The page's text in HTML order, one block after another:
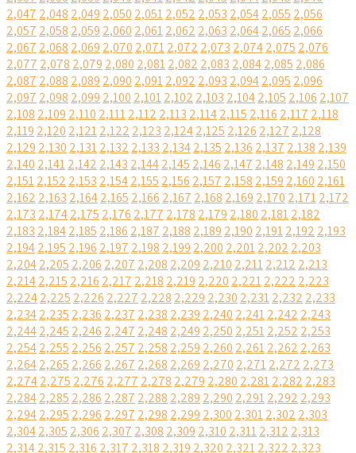
2,047 2,048 2,049 2,050 2,0512,052 2,053 2,0542,055 2,056
2,057 2,058 2,059 2,060 2,0612,062 2,063 2,0642,065 2,066
2,067 2,068 2,069 2,070 2,0712,072 2,073 2,0742,075 2,076
2,077 2,078 2,079 2,080 2,0812,082 2,083 2,0842,085 2,086
2,087 2,088 2,089 2,090 2,0912,092 2,093 2,0942,095 2,096
2,097 2,098 2,099 2,100 2,1012,102 2,103 2,1042,105 2,106 2,107
2,108 2,109 2,110 2,1112,112 2,113 2,1142,115 2,116 2,117 2,118
2,119 2,120 2,1212,122 2,123 2,1242,125 2,126 2,127 2,128
2,129 2,130 2,1312,132 2,133 2,1342,135 2,136 2,137 2,138 2,139
2,140 2,1412,142 2,143 2,1442,145 2,146 2,147 2,148 2,149 2,150
2,1512,152 2,153 2,1542,155 2,156 2,157 2,158 2,159 2,160 2,161
2,162 2,163 2,1642,165 2,166 2,167 2,168 2,169 2,170 2,1712,172
2,173 2,1742,175 2,176 2,177 2,178 2,179 2,180 2,1812,182
2,183 2,1842,185 2,186 2,187 2,188 2,189 2,190 2,1912,192 2,193
2,1942,195 2,196 2,197 2,198 2,199 2,200 2,2012,202 2,203
2,2042,205 2,206 2,207 2,208 2,209 2,210 2,2112,212 2,213
2,2142,215 2,216 2,217 2,218 2,219 2,220 2,2212,222 2,223
2,2242,225 2,226 2,227 2,228 2,229 2,230 2,2312,232 2,233
2,2342,235 2,236 2,237 2,238 2,239 2,240 2,2412,242 2,243
2,2442,245 2,246 2,247 2,248 2,249 2,250 2,2512,252 2,253
2,2542,255 2,256 2,257 2,258 2,259 2,260 2,2612,262 2,263
2,2642,265 2,266 2,267 2,268 2,269 2,270 2,2712,272 2,273
2,2742,275 2,276 2,277 2,278 2,279 2,280 2,2812,282 2,283
2,2842,285 2,286 2,287 2,288 2,289 2,290 2,2912,292 2,293
2,2942,295 2,296 2,297 2,298 2,299 2,300 2,3012,302 2,303
2,3042,305 2,306 2,307 2,308 2,309 2,310 2,3112,312 2,313
2,3142,315 2,316 2,317 2,318 2,319 2,320 2,3212,322 2,323